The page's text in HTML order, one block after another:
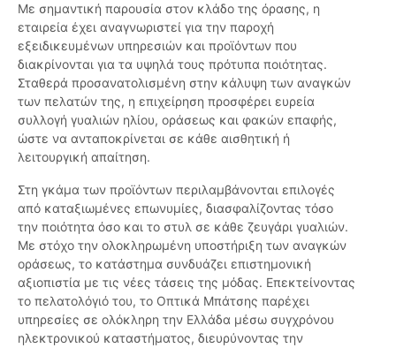
Με σημαντική παρουσία στον κλάδο της όρασης, η
εταιρεία έχει αναγνωριστεί για την παροχή
εξειδικευμένων υπηρεσιών και προϊόντων που
διακρίνονται για τα υψηλά τους πρότυπα ποιότητας.
Σταθερά προσανατολισμένη στην κάλυψη των αναγκών
των πελατών της, η επιχείρηση προσφέρει ευρεία
συλλογή γυαλιών ηλίου, οράσεως και φακών επαφής,
ώστε να ανταποκρίνεται σε κάθε αισθητική ή
λειτουργική απαίτηση.
Στη γκάμα των προϊόντων περιλαμβάνονται επιλογές
από καταξιωμένες επωνυμίες, διασφαλίζοντας τόσο
την ποιότητα όσο και το στυλ σε κάθε ζευγάρι γυαλιών.
Με στόχο την ολοκληρωμένη υποστήριξη των αναγκών
οράσεως, το κατάστημα συνδυάζει επιστημονική
αξιοπιστία με τις νέες τάσεις της μόδας. Επεκτείνοντας
το πελατολόγιό του, το Οπτικά Μπάτσης παρέχει
υπηρεσίες σε ολόκληρη την Ελλάδα μέσω συγχρόνου
ηλεκτρονικού καταστήματος, διευρύνοντας την